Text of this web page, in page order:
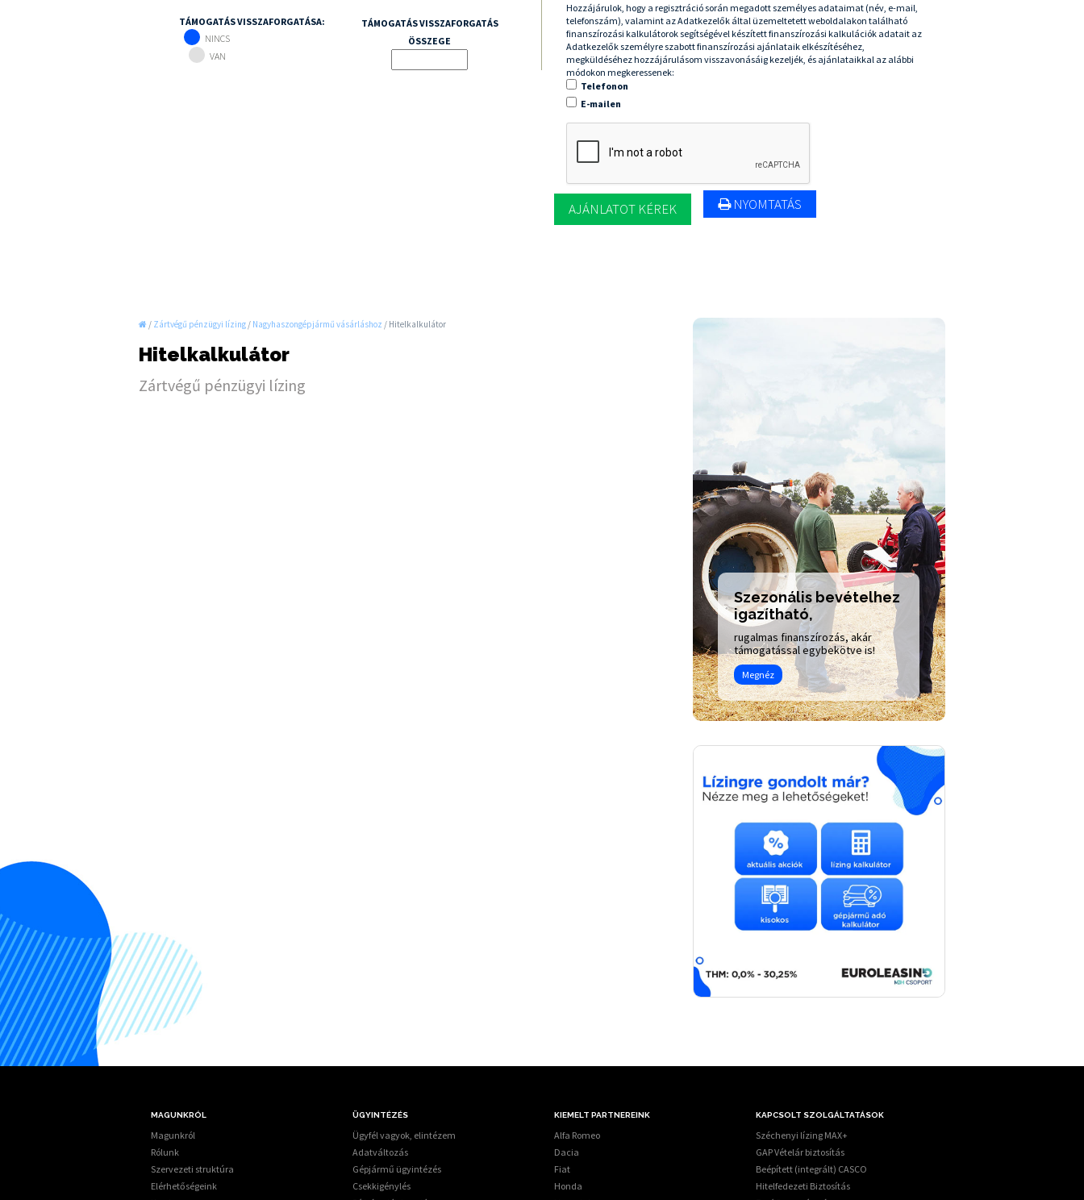
TÁMOGATÁS VISSZAFORGATÁSA:
NINCS
VAN
TÁMOGATÁS VISSZAFORGATÁS
ÖSSZEGE
Hozzájárulok, hogy a regisztráció során megadott személyes adataimat (név, e-mail,
telefonszám), valamint az Adatkezelők által üzemeltetett weboldalakon található
finanszírozási kalkulátorok segítségével készített finanszírozási kalkulációk adatait az
Adatkezelők személyre szabott finanszírozási ajánlataik elkészítéséhez,
megküldéséhez hozzájárulásom visszavonásáig kezeljék, és ajánlataikkal az alábbi
módokon megkeressenek:
Telefonon
E-mailen
NYOMTATÁS
/ Zártvégű pénzügyi lízing / Nagyhaszongépjármű vásárláshoz / Hitelkalkulátor
Hitelkalkulátor
Zártvégű pénzügyi lízing
Szezonális bevételhez
igazítható,
rugalmas finanszírozás, akár
támogatással egybekötve is!
Megnéz
MAGUNKRÓL
Magunkról
Rólunk
Szervezeti struktúra
Elérhetőségeink
ÜGYINTÉZÉS
Ügyfél vagyok, elintézem
Adatváltozás
Gépjármű ügyintézés
Csekkigénylés
KIEMELT PARTNEREINK
Alfa Romeo
Dacia
Fiat
Honda
KAPCSOLT SZOLGÁLTATÁSOK
Széchenyi lízing MAX+
GAP Vételár biztosítás
Beépített (integrált) CASCO
Hitelfedezeti Biztosítás